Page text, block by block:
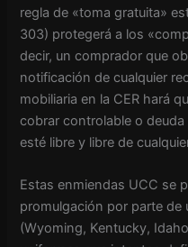
regla de «toma gratuita»
303) protegerá a los
decir, un comprador que
notificación de cualquier
mobiliaria en la CER hará
cobrar controlable o
esté libre y libre de
Estas enmiendas UCC se
promulgación por parte de
(Wyoming, Kentucky,